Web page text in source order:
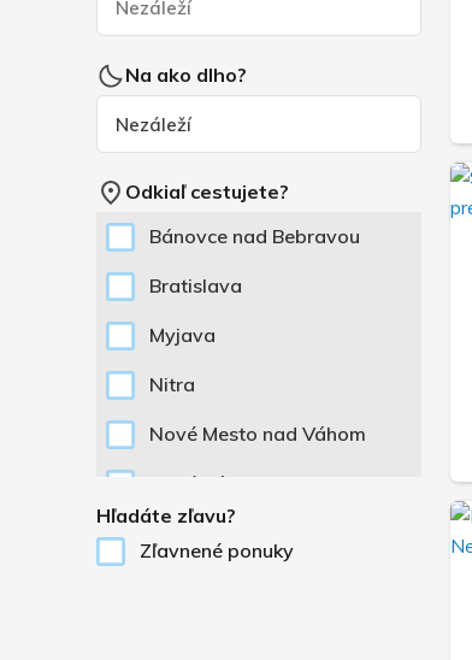
Na ako dlho?
Odkiaľ cestujete?
Bánovce nad Bebravou
Bratislava
Myjava
Nitra
Nové Mesto nad Váhom
Nové Zámky
Hľadáte zľavu?
Zľavnené ponuky